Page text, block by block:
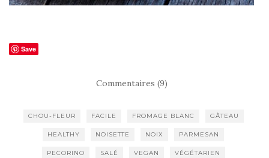
Save
Commentaires (9)
CHOU-FLEUR FACILE FROMAGE BLANC GÂTEAU
HEALTHY NOISETTE NOIX PARMESAN
PECORINO SALÉ VEGAN VÉGÉTARIEN